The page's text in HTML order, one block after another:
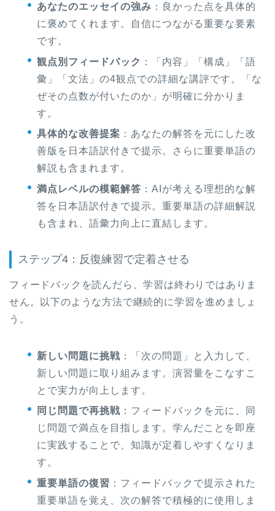
あなたのエッセイの強み ：良かった点を具体的
に褒めてくれます。自信につながる重要な要素
です。
観点別フィードバック ：「内容」「構成」「語
彙」「文法」の4観点での詳細な講評です。「な
ぜその点数が付いたのか」が明確に分かりま
す。
具体的な改善提案 ：あなたの解答を元にした改
善版を日本語訳付きで提示。さらに重要単語の
解説も含まれます。
満点レベルの模範解答 ：AIが考える理想的な解
答を日本語訳付きで提示。重要単語の詳細解説
も含まれ、語彙力向上に直結します。
ステップ4：反復練習で定着させる
フィードバックを読んだら、学習は終わりではありま
せん。以下のような方法で継続的に学習を進めましょ
う。
新しい問題に挑戦 ：「次の問題」と入力して、
新しい問題に取り組みます。演習量をこなすこ
とで実力が向上します。
同じ問題で再挑戦 ：フィードバックを元に、同
じ問題で満点を目指します。学んだことを即座
に実践することで、知識が定着しやすくなりま
す。
重要単語の復習 ：フィードバックで提示された
重要単語を覚え、次の解答で積極的に使用しま